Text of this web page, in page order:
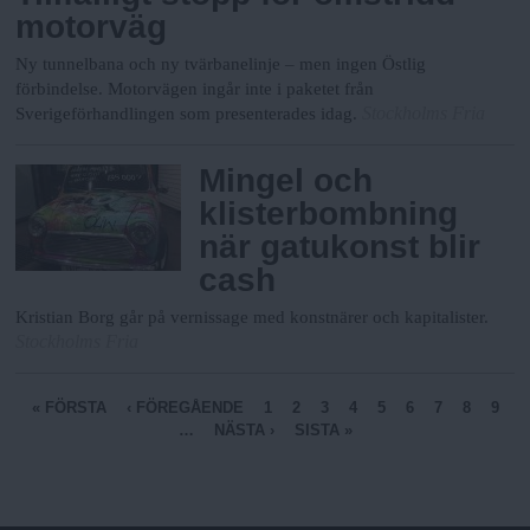
motorväg
Ny tunnelbana och ny tvärbanelinje – men ingen Östlig
förbindelse. Motorvägen ingår inte i paketet från
Sverigeförhandlingen som presenterades idag.
Mingel och
klisterbombning
när gatukonst blir
cash
Kristian Borg går på vernissage med konstnärer och kapitalister.
S
« FÖRSTA ‹ FÖREGÅENDE 1 2 3 4 5 6 7 8
9
…
NÄSTA › SISTA »